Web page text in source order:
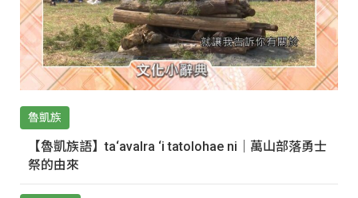
魯凱族
【魯凱族語】ta‘avalra ‘i tatolohae ni｜萬山部落勇士
祭的由來